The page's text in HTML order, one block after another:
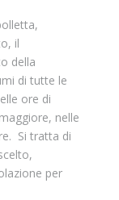
il
della
di tutte le
ore di
nelle
Si tratta di
per